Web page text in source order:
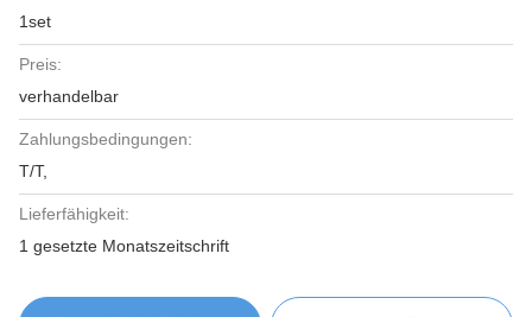
1set
Preis:
verhandelbar
Zahlungsbedingungen:
T/T,
Lieferfähigkeit:
1 gesetzte Monatszeitschrift